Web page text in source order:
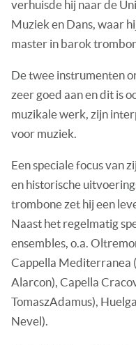
verhuisde hij naar de
Muziek en Dans, waar
master in barok
De twee instrumenten
zeer goed aan en dit is
muzikale werk, zijn
voor muziek.
Een speciale focus van
en historische
trombone zet hij een
Naast het regelmatig
ensembles, o.a.
Cappella Mediterranea
Alarcon), Capella
TomaszAdamus),
Nevel).